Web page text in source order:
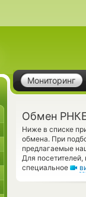
Мониторинг
Обмен РНКБ
Ниже в списке
обмена. При
предлагаемые
Для
специальное